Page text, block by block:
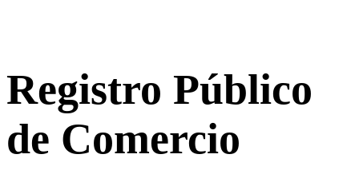
Registro Público
de Comercio